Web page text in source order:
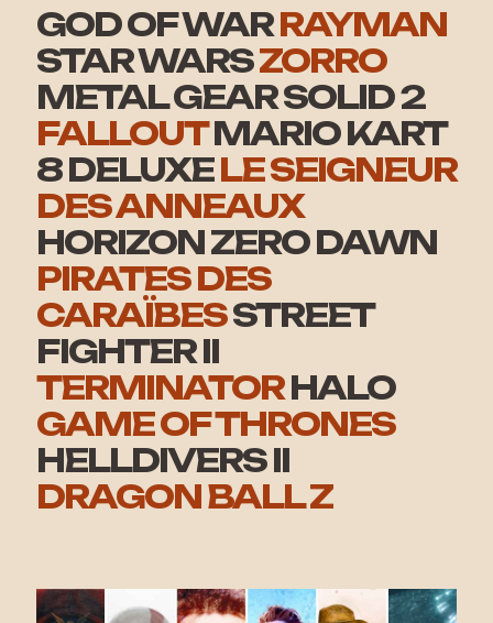
GOD OF WARRAYMAN
STAR WARSZORRO
METAL GEAR SOLID 2
FALLOUTMARIO KART
8 DELUXELE SEIGNEUR
DES ANNEAUX
HORIZON ZERO DAWN
PIRATES DES
CARAÏBESSTREET
FIGHTER II
TERMINATORHALO
GAME OF THRONES
HELLDIVERS II
DRAGON BALL Z